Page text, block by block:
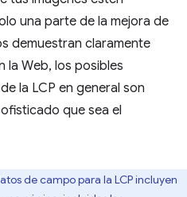
una parte de la mejora de
demuestran claramente
la Web, los posibles
la LCP en general son
que sea el
de campo para la LCP incluyen